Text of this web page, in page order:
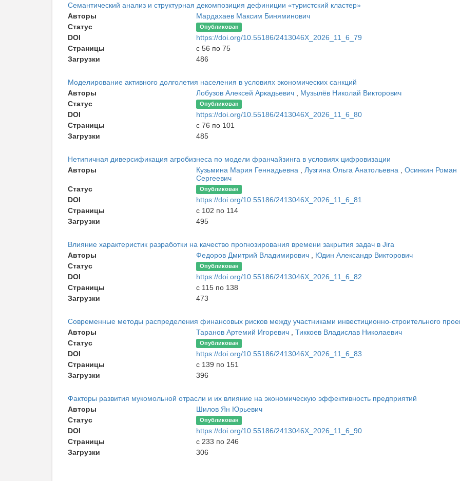
Семантический анализ и структурная декомпозиция дефиниции «туристский кластер»
Авторы
Мардахаев Максим Биняминович
Статус
Опубликован
DOI
https://doi.org/10.55186/2413046X_2026_11_6_79
Страницы
с 56 по 75
Загрузки
486
Моделирование активного долголетия населения в условиях экономических санкций
Авторы
Лобузов Алексей Аркадьевич
Музылёв Николай Викторович
Статус
Опубликован
DOI
https://doi.org/10.55186/2413046X_2026_11_6_80
Страницы
с 76 по 101
Загрузки
485
Нетипичная диверсификация агробизнеса по модели франчайзинга в условиях цифровизации
Авторы
Кузьмина Мария Геннадьевна Лузгина Ольга Анатольевна
Осинкин Роман
Сергеевич
Статус
Опубликован
DOI
https://doi.org/10.55186/2413046X_2026_11_6_81
Страницы
с 102 по 114
Загрузки
495
Влияние характеристик разработки на качество прогнозирования времени закрытия задач в Jira
Авторы
Федоров Дмитрий Владимирович
Юдин Александр Викторович
Статус
Опубликован
DOI
https://doi.org/10.55186/2413046X_2026_11_6_82
Страницы
с 115 по 138
Загрузки
473
Современные методы распределения финансовых рисков между участниками инвестиционно-строительного
Авторы
Таранов Артемий Игоревич
Тиккоев Владислав Николаевич
Статус
Опубликован
DOI
https://doi.org/10.55186/2413046X_2026_11_6_83
Страницы
с 139 по 151
Загрузки
396
Факторы развития мукомольной отрасли и их влияние на экономическую эффективность предприятий
Авторы
Шилов Ян Юрьевич
Статус
Опубликован
DOI
https://doi.org/10.55186/2413046X_2026_11_6_90
Страницы
с 233 по 246
Загрузки
306